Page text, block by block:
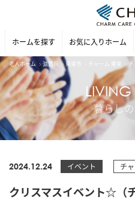
ホームを探す お気に入りホーム
老人ホーム 滋賀県 栗東市 チャーム 栗東
暮らし
2024.12.24 イベント チ
クリスマスイベント☆（